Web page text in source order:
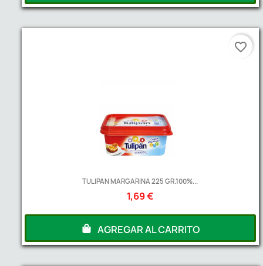
TULIPAN MARGARINA 225 GR.100%...
1,69 €
AGREGAR AL CARRITO
favorite_border